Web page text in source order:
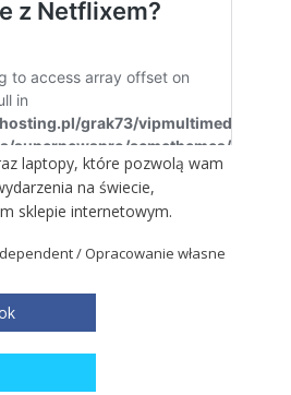
laptopy, które pozwolą wam
na świecie,
sklepie internetowym.
/ Opracowanie własne